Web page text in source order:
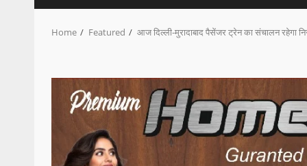
Home Featured आज दिल्ली-मुरादाबाद पैसेंजर ट्रेन का संचालन रहेगा